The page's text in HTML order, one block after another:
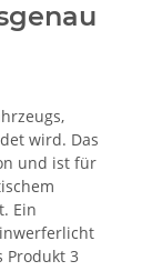
wird. Das
und ist für
Ein
Produkt 3